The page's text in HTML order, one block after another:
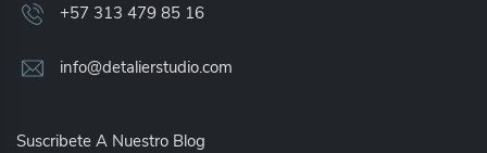
+57 313 479 85 16
info@detalierstudio.com
Suscribete A Nuestro Blog